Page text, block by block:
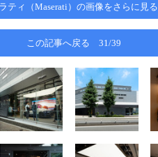
ティ（Maserati）の画像をさらに見る
この記事へ戻る 31/39